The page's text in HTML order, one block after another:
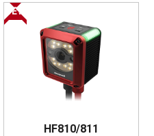
NEW
HF810/811